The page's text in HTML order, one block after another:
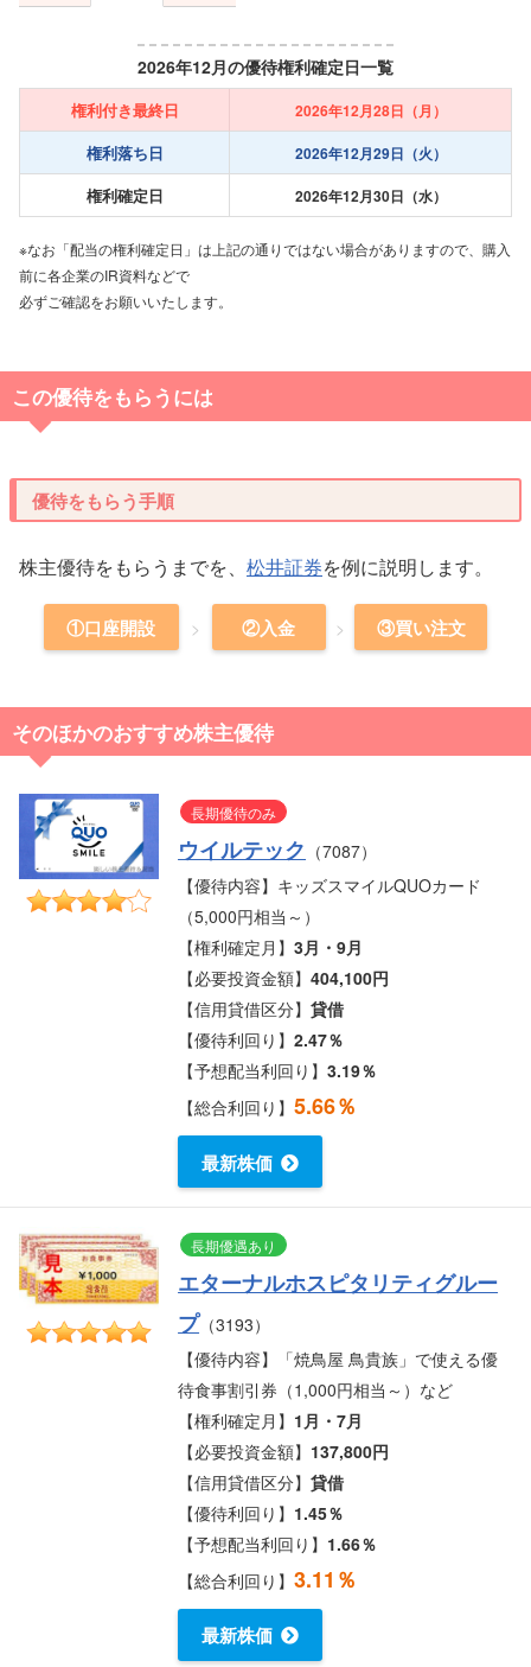
2026年12月の優待権利確定日一覧
権利付き最終日 2026年12月28日（月）
権利落ち日 2026年12月29日（火）
権利確定日 2026年12月30日（水）
※なお「配当の権利確定日」は上記の通りではない場合がありますので、購入
前に各企業のIR資料などで
必ずご確認をお願いいたします。
この優待をもらうには
優待をもらう手順
株主優待をもらうまでを、 松井証券を例に説明します。
①口座開設 ②入金 ③買い注文
そのほかのおすすめ株主優待
長期優待のみ
ウイルテック （7087）
【優待内容】キッズスマイルQUOカード
（5,000円相当～）
【権利確定月】3月・9月
【必要投資金額】404,100円
【信用貸借区分】貸借
【優待利回り】2.47％
【予想配当利回り】3.19％
【総合利回り】5.66％
最新株価
長期優遇あり
エターナルホスピタリティグルー
プ（3193）
【優待内容】「焼鳥屋 鳥貴族」で使える優
待食事割引券（1,000円相当～）など
【権利確定月】 1月・7月
【必要投資金額】 137,800円
【信用貸借区分】貸借
【優待利回り】 1.45％
【予想配当利回り】 1.66％
【総合利回り】3.11％
最新株価